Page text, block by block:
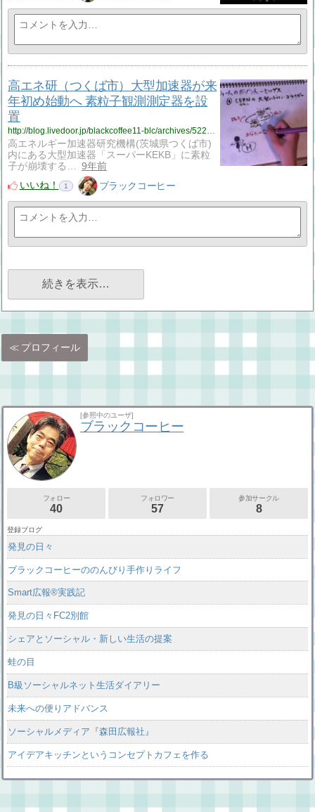
高エネ研（つくば市）大型加速器が来
年初め始動へ 素粒子観測測定器を設
置
http://blog.livedoor.jp/blackcoffee11-blc/archives/52209707.html
高エネルギー加速器研究機構(茨城県つくば市)
内にある大型加速器「スーパーKEKB」に素粒
子が崩壊する…
9年前
いいね！
1 ブラックコーヒー
続きを表示…
プロフィール
[参照中のユーザ]
ブラックコーヒー
フォロー
40
フォロワー
57
参加サークル
8
登録ブログ
発見の日々
ブラックコーヒーののんびり手作りライフ
Smart広報®実践記
発見の日々FC2別館
シェアとソーシャル・新しい生活の提案
蛙の目
B級ソーシャルネット生活ダイアリー
未来への便りアドバンス
ソーシャルメディア『森田広報社』
アイデアキッチンというコンセプトカフェを作る